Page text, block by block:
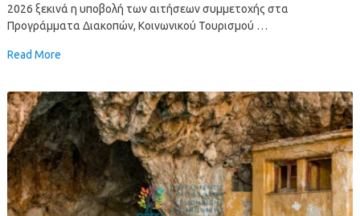
2026 ξεκινά η υποβολή των αιτήσεων συμμετοχής στα
Προγράμματα Διακοπών, Κοινωνικού Τουρισμού …
Read More